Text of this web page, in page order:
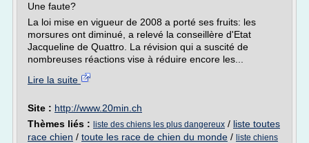
Une faute?
La loi mise en vigueur de 2008 a porté ses fruits: les
morsures ont diminué, a relevé la conseillère d'Etat
Jacqueline de Quattro. La révision qui a suscité de
nombreuses réactions vise à réduire encore les...
Lire la suite
Site : http://www.20min.ch
Thèmes liés : liste des chiens les plus dangereux / liste toutes
race chien / toute les race de chien du monde / liste chiens